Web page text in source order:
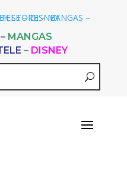
– MANGAS
– DISNEY